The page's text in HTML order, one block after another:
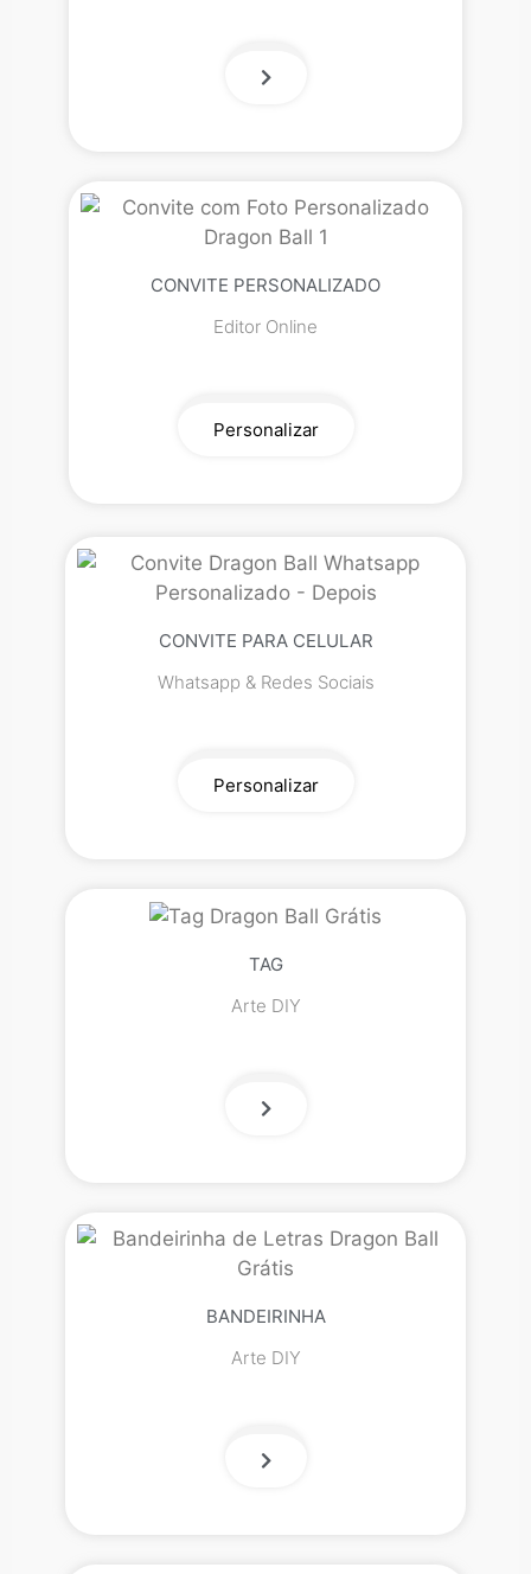
CONVITE PERSONALIZADO
Editor Online
Personalizar
CONVITE PARA CELULAR
Whatsapp & Redes Sociais
Personalizar
TAG
Arte DIY
BANDEIRINHA
Arte DIY